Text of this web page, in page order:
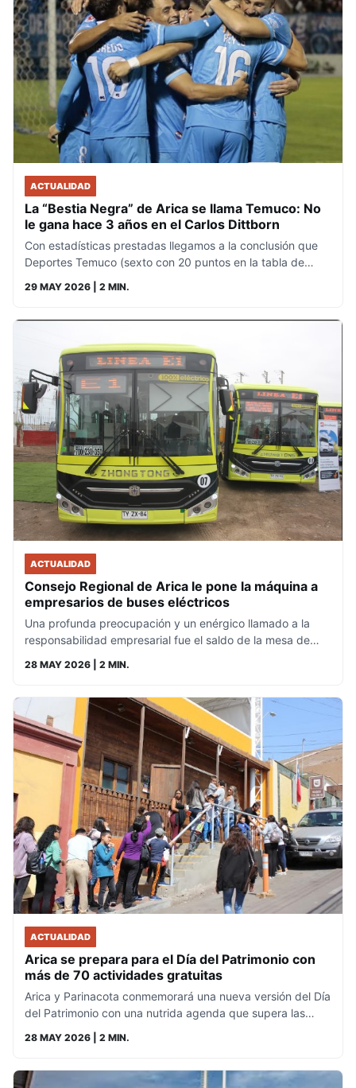
ACTUALIDAD
La “Bestia Negra” de Arica se llama Temuco: No
le gana hace 3 años en el Carlos Dittborn
Con estadísticas prestadas llegamos a la conclusión que
Deportes Temuco (sexto con 20 puntos en la tabla de…
29 MAY 2026 | 2 MIN.
ACTUALIDAD
Consejo Regional de Arica le pone la máquina a
empresarios de buses eléctricos
Una profunda preocupación y un enérgico llamado a la
responsabilidad empresarial fue el saldo de la mesa de…
28 MAY 2026 | 2 MIN.
ACTUALIDAD
Arica se prepara para el Día del Patrimonio con
más de 70 actividades gratuitas
Arica y Parinacota conmemorará una nueva versión del Día
del Patrimonio con una nutrida agenda que supera las…
28 MAY 2026 | 2 MIN.